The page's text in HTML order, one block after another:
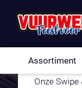
Assortiment
Onze